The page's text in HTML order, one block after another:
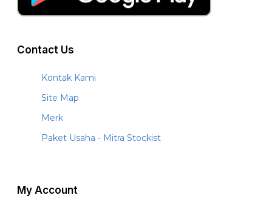
Contact Us
Kontak Kami
Site Map
Merk
Paket Usaha - Mitra Stockist
My Account